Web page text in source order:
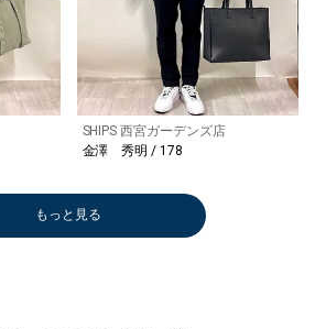
SHIPS 西宮ガーデンズ店
金澤 秀明 / 178
もっと見る